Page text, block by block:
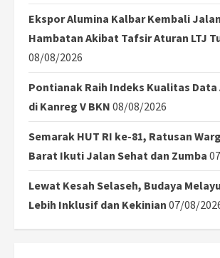
Ekspor Alumina Kalbar Kembali
Hambatan Akibat Tafsir Aturan LTJ
08/08/2026
Pontianak Raih Indeks Kualitas Data
di Kanreg V BKN 08/08/2026
Semarak HUT RI ke-81, Ratusan
Barat Ikuti Jalan Sehat dan Zumba
Lewat Kesah Selaseh, Budaya
Lebih Inklusif dan Kekinian 07/08/